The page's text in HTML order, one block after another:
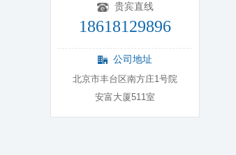
贵宾直线
18618129896
公司地址
北京市丰台区南方庄1号院
安富大厦511室